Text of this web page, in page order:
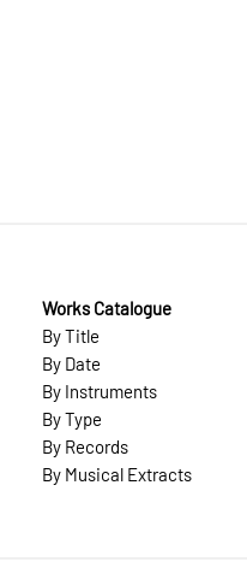
Works Catalogue
By Title
By Date
By Instruments
By Type
By Records
By Musical Extracts